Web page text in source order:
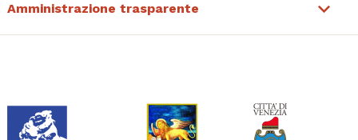
Amministrazione trasparente